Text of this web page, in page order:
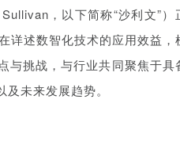
，以下简称“沙利文”）
详述数智化技术的应用效益，
与挑战，与行业共同聚焦于具
及未来发展趋势。